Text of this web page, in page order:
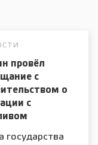
провёл
с
о
с
государства